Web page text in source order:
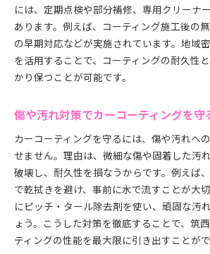
には、定期点検や部分補修、専用クリーナ
あります。例えば、コーティング施工後の
の早期対応などが実施されています。地域
を活用することで、コーティングの耐久性
かり保つことが可能です。
傷や汚れ対策でカーコーティングを守
カーコーティングを守るには、傷や汚れへ
せません。理由は、微細な傷や固着した汚
破壊し、耐久性を損なうからです。例えば
で乾拭きを避け、事前に水で流すことが大
にピッチ・タール除去剤を使い、頑固な汚
ょう。こうした対策を徹底することで、筑
ティングの性能を最大限に引き出すことがで